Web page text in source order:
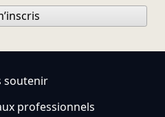
soutenir
professionnels